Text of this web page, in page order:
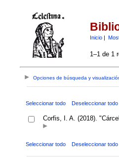
Inicio|
1–1 de 1
Opciones de búsqueda y
Seleccionar todo Deseleccionar todo
Corfis, I. A. (2018).
Seleccionar todo Deseleccionar todo